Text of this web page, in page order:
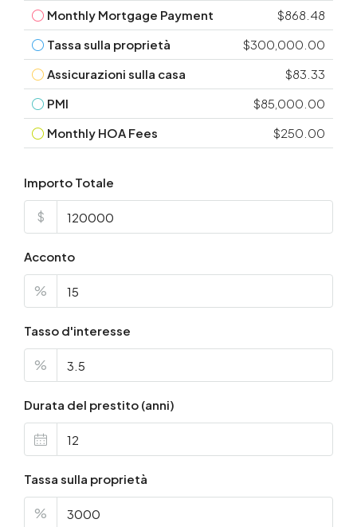
Monthly Mortgage Payment
$868.48
Tassa sulla proprietà
$300,000.00
Assicurazioni sulla casa
$83.33
PMI
$85,000.00
Monthly HOA Fees
$250.00
Importo Totale
$
Acconto
%
Tasso d'interesse
%
Durata del prestito (anni)
Tassa sulla proprietà
%